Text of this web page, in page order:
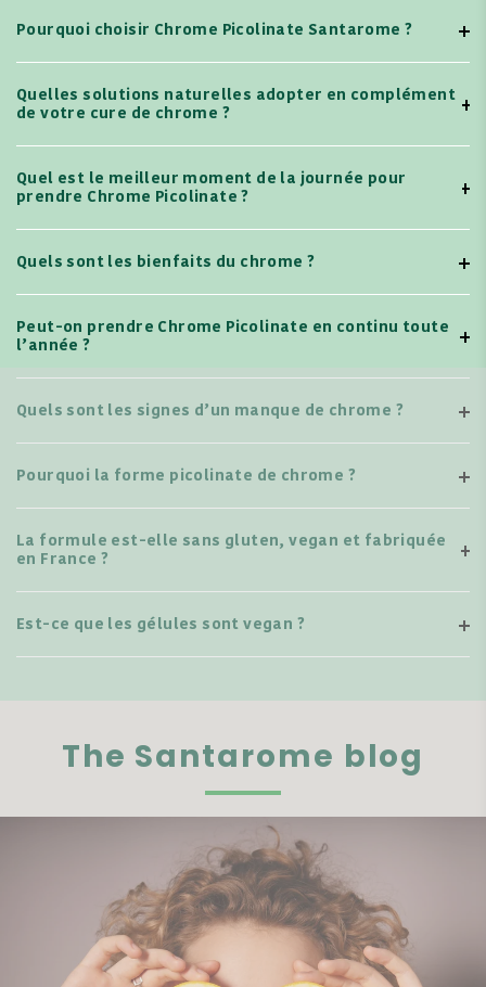
Pourquoi choisir Chrome Picolinate Santarome ?
Quelles solutions naturelles adopter en complément
de votre cure de chrome ?
Quel est le meilleur moment de la journée pour
prendre Chrome Picolinate ?
Quels sont les bienfaits du chrome ?
Peut-on prendre Chrome Picolinate en continu toute
l’année ?
Quels sont les signes d’un manque de chrome ?
Pourquoi la forme picolinate de chrome ?
La formule est-elle sans gluten, vegan et fabriquée
en France ?
Est-ce que les gélules sont vegan ?
The Santarome blog